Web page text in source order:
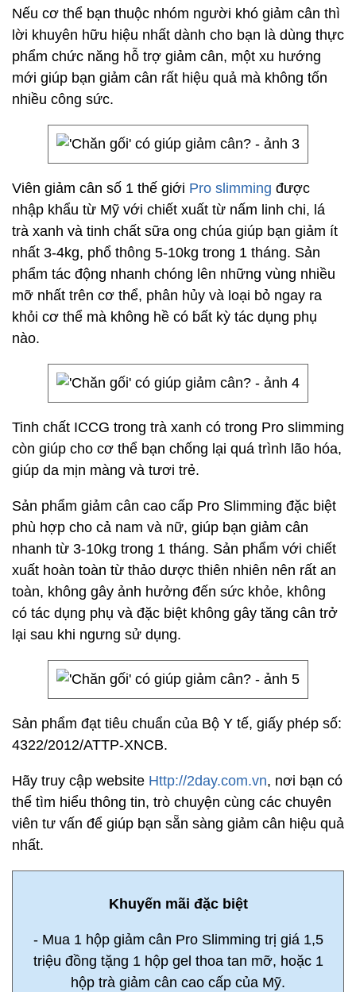
Nếu cơ thể bạn thuộc nhóm người khó giảm cân thì
lời khuyên hữu hiệu nhất dành cho bạn là dùng thực
phẩm chức năng hỗ trợ giảm cân, một xu hướng
mới giúp bạn giảm cân rất hiệu quả mà không tốn
nhiều công sức.
Viên giảm cân số 1 thế giới Pro slimming được
nhập khẩu từ Mỹ với chiết xuất từ nấm linh chi, lá
trà xanh và tinh chất sữa ong chúa giúp bạn giảm ít
nhất 3-4kg, phổ thông 5-10kg trong 1 tháng. Sản
phẩm tác động nhanh chóng lên những vùng nhiều
mỡ nhất trên cơ thể, phân hủy và loại bỏ ngay ra
khỏi cơ thể mà không hề có bất kỳ tác dụng phụ
nào.
Tinh chất ICCG trong trà xanh có trong Pro slimming
còn giúp cho cơ thể bạn chống lại quá trình lão hóa,
giúp da mịn màng và tươi trẻ.
Sản phẩm giảm cân cao cấp Pro Slimming đặc biệt
phù hợp cho cả nam và nữ, giúp bạn giảm cân
nhanh từ 3-10kg trong 1 tháng. Sản phẩm với chiết
xuất hoàn toàn từ thảo dược thiên nhiên nên rất an
toàn, không gây ảnh hưởng đến sức khỏe, không
có tác dụng phụ và đặc biệt không gây tăng cân trở
lại sau khi ngưng sử dụng.
Sản phẩm đạt tiêu chuẩn của Bộ Y tế, giấy phép số:
4322/2012/ATTP-XNCB.
Hãy truy cập website Http://2day.com.vn, nơi bạn có
thể tìm hiểu thông tin, trò chuyện cùng các chuyên
viên tư vấn để giúp bạn sẵn sàng giảm cân hiệu quả
nhất.
Khuyến mãi đặc biệt
- Mua 1 hộp giảm cân Pro Slimming trị giá 1,5
triệu đồng tặng 1 hộp gel thoa tan mỡ, hoặc 1
hộp trà giảm cân cao cấp của Mỹ.